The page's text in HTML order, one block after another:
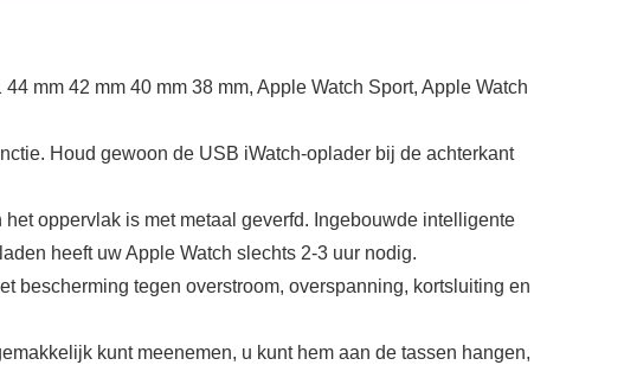
mm 42 mm 40 mm 38 mm, Apple Watch Sport, Apple Watch
Houd gewoon de USB iWatch-oplader bij de achterkant
oppervlak is met metaal geverfd. Ingebouwde intelligente
heeft uw Apple Watch slechts 2-3 uur nodig.
bescherming tegen overstroom, overspanning, kortsluiting en
kunt meenemen, u kunt hem aan de tassen hangen,